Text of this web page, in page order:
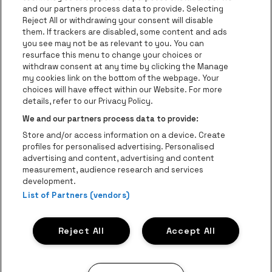
Ga naar de website van Coca-Cola
Ga naar de website van
Ga naar de
Ga naar de website van Champagne
Ga naar de website
Ga naar de website van Het
Ga naar de
AFAS Dome is een deel van be•at
AFAS Dome
Schijnpoortweg 119, 2170 Antwerpen
Be-At Venues
Schijnpoortweg 119, 2170 Antwerpen
BTW (BE) 0461.051.688 - RPR Antwerpen
BNP Paribas Fortis - IBAN: BE93 2200 4925 0067 - BIC:
GEBABEBB
ProclaimerCookiesManage my cookiesPrivacy
and our partners process data to provide. Selecting
Reject All or withdrawing your consent will disable
them. If trackers are disabled, some content and ads
you see may not be as relevant to you. You can
resurface this menu to change your choices or
withdraw consent at any time by clicking the Manage
my cookies link on the bottom of the webpage. Your
choices will have effect within our Website. For more
details, refer to our Privacy Policy.
We and our partners process data to provide:
Store and/or access information on a device. Create
profiles for personalised advertising. Personalised
advertising and content, advertising and content
measurement, audience research and services
development.
List of Partners (vendors)
Accept All
Reject All